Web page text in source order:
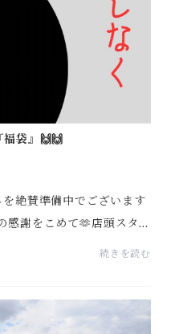
袋』🙌🙌
絶賛準備中でございます
感謝をこめて🫶店頭スタッ
タッフ、焙煎士などとみ
続きを読む